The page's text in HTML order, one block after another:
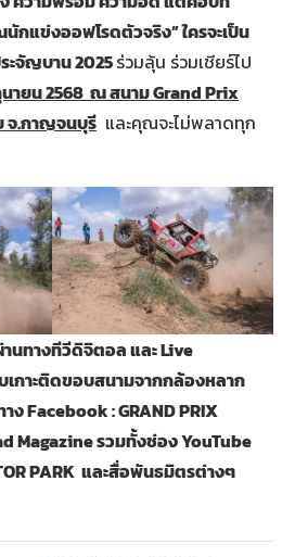
แข่งออฟโรดตัวจริง” ใครจะเป็น
ะจัญบาน 2025ร่วมลุ้น ร่วมเชียร์ไป
นายน 2568 ณ สนาม Grand Prix
จ.กาญจนบุรี และคุณจะไม่พลาดทุก
นทางทีวีดิจิตอล และ Live
กาะติดขอบสนามจากกล้องหลาก
Facebook : GRAND PRIX
Magazine รวมทั้งช่อง YouTube
PARK และสื่อพันธมิตรต่างๆ